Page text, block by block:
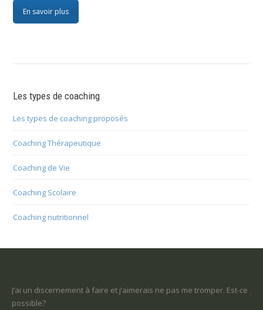
En savoir plus
Les types de coaching
Les types de coaching proposés
Coaching Thérapeutique
Coaching de Vie
Coaching Scolaire
Coaching nutritionnel
ce Je ne sais pas ce que je veux faire dans la vie : comment retrouver
un sens